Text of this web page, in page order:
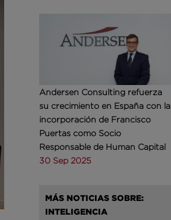
Andersen Consulting refuerza
su crecimiento en España con la
incorporación de Francisco
Puertas como Socio
Responsable de Human Capital
30 Sep 2025
MÁS NOTICIAS SOBRE:
INTELIGENCIA